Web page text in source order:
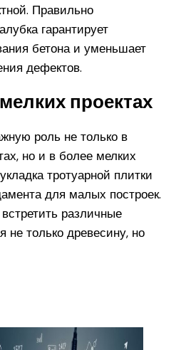
Правильно
гарантирует
бетона и уменьшает
дефектов.
проектах
роль не только в
но и в более мелких
тротуарной плитки
для малых построек.
различные
не только древесину, но